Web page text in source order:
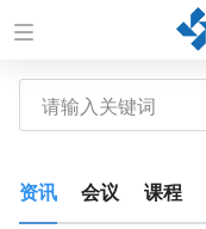
资讯 会议 课程